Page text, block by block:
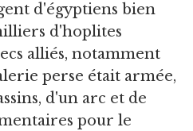
d'égyptiens bien
d'hoplites
alliés, notamment
perse était armée,
d'un arc et de
pour le